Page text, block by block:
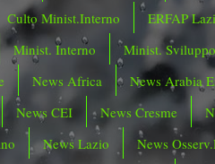
Culto Minist.Interno ERFAP
Minist. Interno Minist.
News Africa News Arabia
News CEI News Cresme
News Lazio News